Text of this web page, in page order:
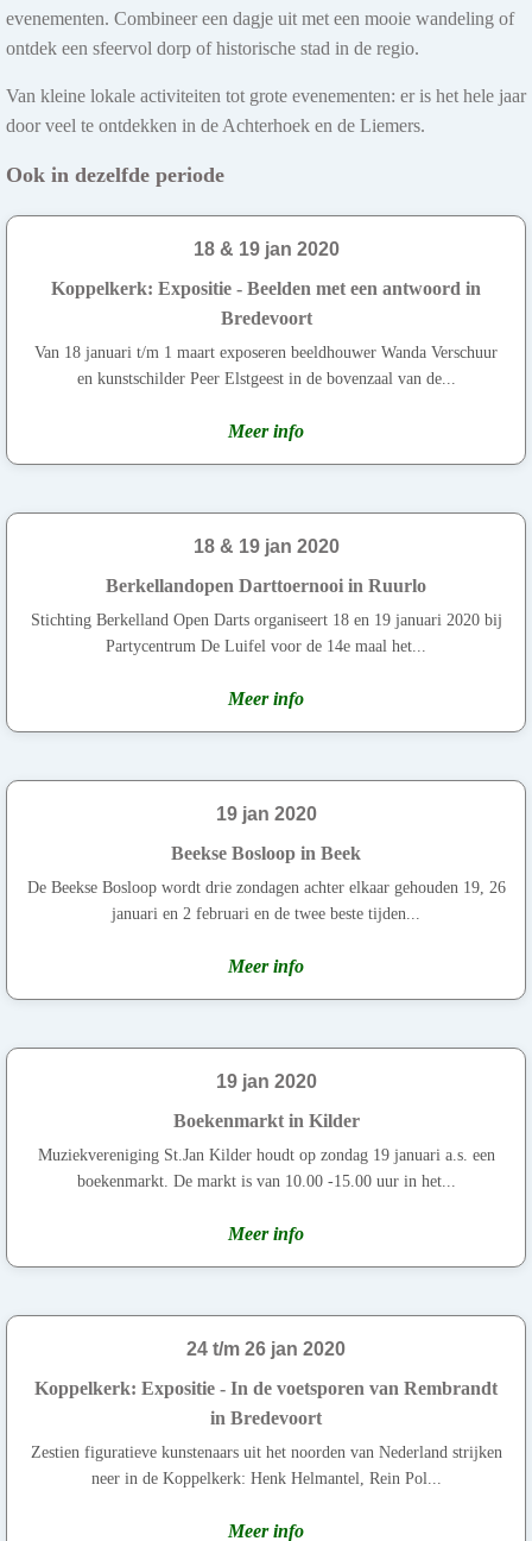
evenementen. Combineer een dagje uit met een mooie wandeling of
ontdek een sfeervol dorp of historische stad in de regio.
Van kleine lokale activiteiten tot grote evenementen: er is het hele jaar
door veel te ontdekken in de Achterhoek en de Liemers.
Ook in dezelfde periode
18 & 19 jan 2020
Koppelkerk: Expositie - Beelden met een antwoord in
Bredevoort
Van 18 januari t/m 1 maart exposeren beeldhouwer Wanda Verschuur
en kunstschilder Peer Elstgeest in de bovenzaal van de...
Meer info
18 & 19 jan 2020
Berkellandopen Darttoernooi in Ruurlo
Stichting Berkelland Open Darts organiseert 18 en 19 januari 2020 bij
Partycentrum De Luifel voor de 14e maal het...
Meer info
19 jan 2020
Beekse Bosloop in Beek
De Beekse Bosloop wordt drie zondagen achter elkaar gehouden 19, 26
januari en 2 februari en de twee beste tijden...
Meer info
19 jan 2020
Boekenmarkt in Kilder
Muziekvereniging St.Jan Kilder houdt op zondag 19 januari a.s. een
boekenmarkt. De markt is van 10.00 -15.00 uur in het...
Meer info
24 t/m 26 jan 2020
Koppelkerk: Expositie - In de voetsporen van Rembrandt
in Bredevoort
Zestien figuratieve kunstenaars uit het noorden van Nederland strijken
neer in de Koppelkerk: Henk Helmantel, Rein Pol...
Meer info